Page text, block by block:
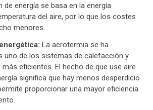
de energía se basa en la energía
del aire, por lo que los costes
menores.
La aerotermia se ha
uno de los sistemas de calefacción y
eficientes. El hecho de que use aire
significa que hay menos desperdicio
proporcionar una mayor eficiencia